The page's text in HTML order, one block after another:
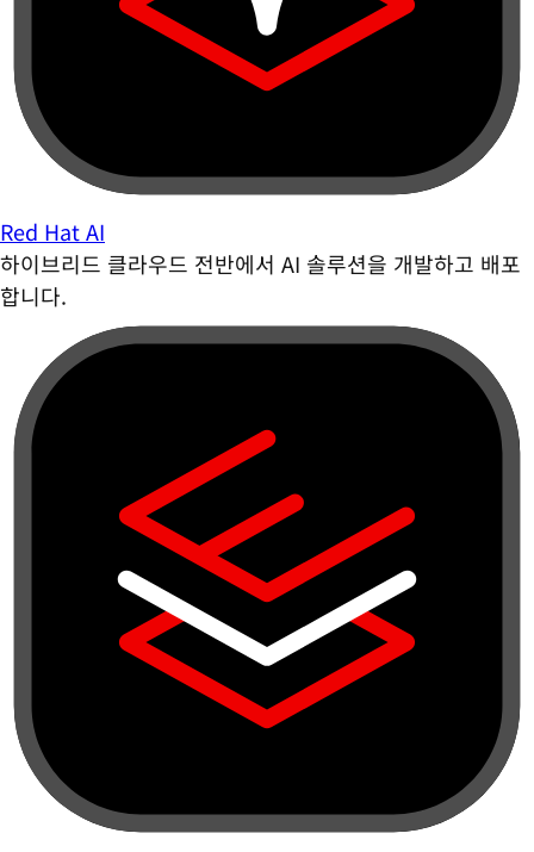
Red Hat AI
하이브리드 클라우드 전반에서 AI 솔루션을 개발하고 배포
합니다.